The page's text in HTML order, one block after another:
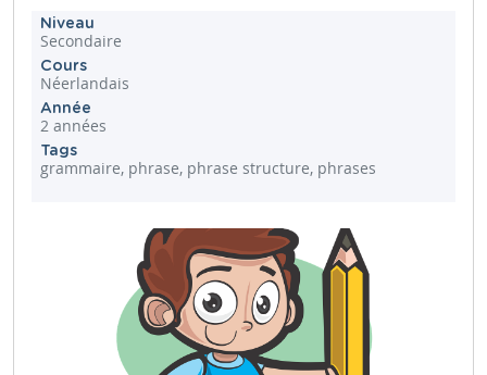
Niveau
Secondaire
Cours
Néerlandais
Année
2 années
Tags
grammaire, phrase, phrase structure, phrases